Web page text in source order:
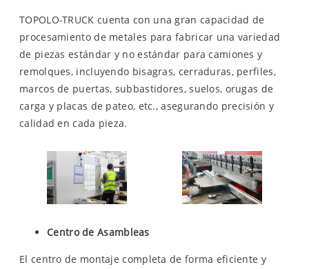
TOPOLO-TRUCK cuenta con una gran capacidad de
procesamiento de metales para fabricar una variedad
de piezas estándar y no estándar para camiones y
remolques, incluyendo bisagras, cerraduras, perfiles,
marcos de puertas, subbastidores, suelos, orugas de
carga y placas de pateo, etc., asegurando precisión y
calidad en cada pieza.
Centro de Asambleas
El centro de montaje completa de forma eficiente y